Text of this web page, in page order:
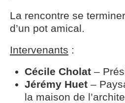
La rencontre se
d’un pot amical.
Intervenants :
Cécile Cholat –
Jérémy Huet –
la maison de